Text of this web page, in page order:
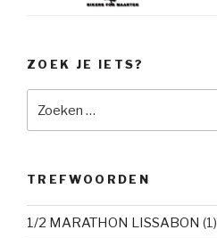
ZOEK JE IETS?
TREFWOORDEN
1/2 MARATHON LISSABON (1)